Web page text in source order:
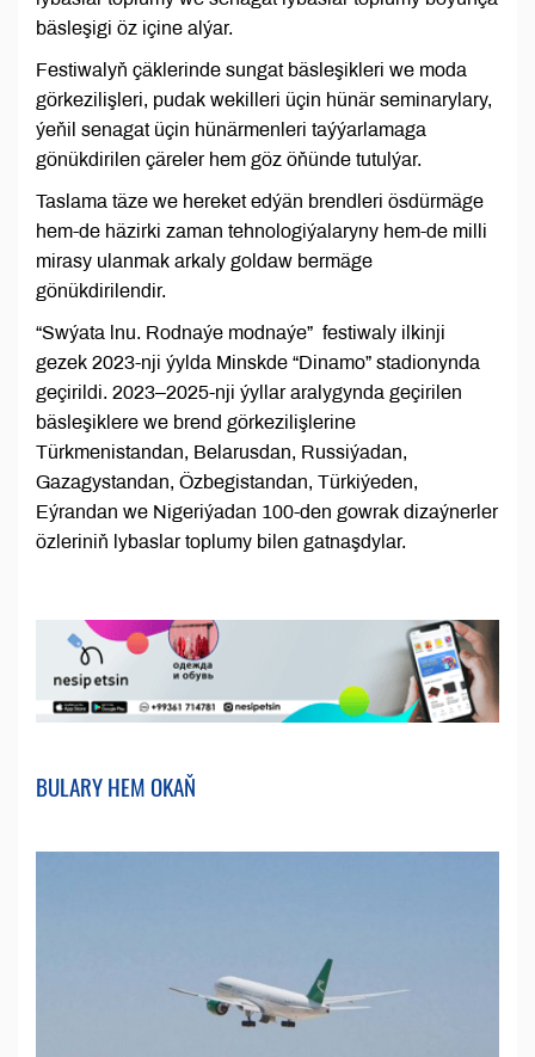
bäsleşigi öz içine alýar.
Festiwalyň çäklerinde sungat bäsleşikleri we moda
görkezilişleri, pudak wekilleri üçin hünär seminarylary,
ýeňil senagat üçin hünärmenleri taýýarlamaga
gönükdirilen çäreler hem göz öňünde tutulýar.
Taslama täze we hereket edýän brendleri ösdürmäge
hem-de häzirki zaman tehnologiýalaryny hem-de milli
mirasy ulanmak arkaly goldaw bermäge
gönükdirilendir.
“Swýata lnu. Rodnaýe modnaýe” festiwaly ilkinji
gezek 2023-nji ýylda Minskde “Dinamo” stadionynda
geçirildi. 2023–2025-nji ýyllar aralygynda geçirilen
bäsleşiklere we brend görkezilişlerine
Türkmenistandan, Belarusdan, Russiýadan,
Gazagystandan, Özbegistandan, Türkiýeden,
Eýrandan we Nigeriýadan 100-den gowrak dizaýnerler
özleriniň lybaslar toplumy bilen gatnaşdylar.
BULARY HEM OKAŇ